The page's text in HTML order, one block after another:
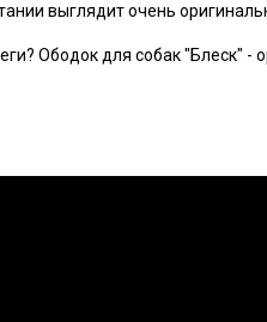
выглядит очень
Ободок для собак "Блеск" -